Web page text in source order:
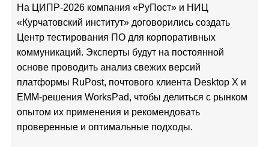
На ЦИПР-2026 компания «РуПост» и НИЦ
«Курчатовский институт» договорились создать
Центр тестирования ПО для корпоративных
коммуникаций. Эксперты будут на постоянной
основе проводить анализ свежих версий
платформы RuPost, почтового клиента Desktop X и
EMM-решения WorksPad, чтобы делиться с рынком
опытом их применения и рекомендовать
проверенные и оптимальные подходы.